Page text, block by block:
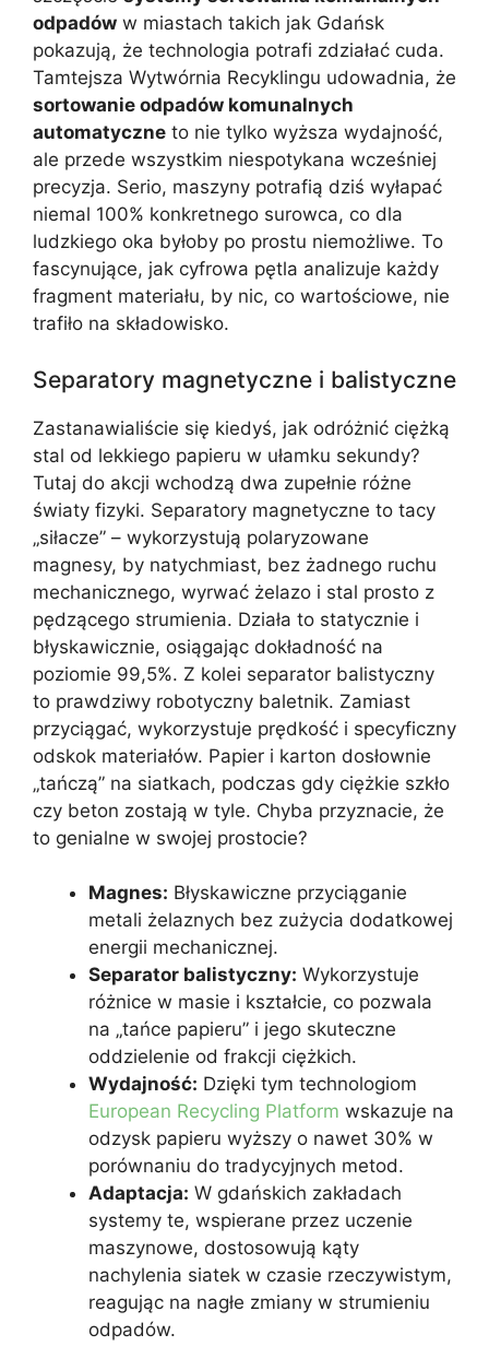
odpadów w miastach takich jak Gdańsk
pokazują, że technologia potrafi zdziałać cuda.
Tamtejsza Wytwórnia Recyklingu udowadnia, że
sortowanie odpadów komunalnych
automatyczne to nie tylko wyższa wydajność,
ale przede wszystkim niespotykana wcześniej
precyzja. Serio, maszyny potrafią dziś wyłapać
niemal 100% konkretnego surowca, co dla
ludzkiego oka byłoby po prostu niemożliwe. To
fascynujące, jak cyfrowa pętla analizuje każdy
fragment materiału, by nic, co wartościowe, nie
trafiło na składowisko.
Separatory magnetyczne i balistyczne
Zastanawialiście się kiedyś, jak odróżnić ciężką
stal od lekkiego papieru w ułamku sekundy?
Tutaj do akcji wchodzą dwa zupełnie różne
światy fizyki. Separatory magnetyczne to tacy
„siłacze” – wykorzystują polaryzowane
magnesy, by natychmiast, bez żadnego ruchu
mechanicznego, wyrwać żelazo i stal prosto z
pędzącego strumienia. Działa to statycznie i
błyskawicznie, osiągając dokładność na
poziomie 99,5%. Z kolei separator balistyczny
to prawdziwy robotyczny baletnik. Zamiast
przyciągać, wykorzystuje prędkość i specyficzny
odskok materiałów. Papier i karton dosłownie
„tańczą” na siatkach, podczas gdy ciężkie szkło
czy beton zostają w tyle. Chyba przyznacie, że
to genialne w swojej prostocie?
Magnes: Błyskawiczne przyciąganie
metali żelaznych bez zużycia dodatkowej
energii mechanicznej.
Separator balistyczny: Wykorzystuje
różnice w masie i kształcie, co pozwala
na „tańce papieru” i jego skuteczne
oddzielenie od frakcji ciężkich.
Wydajność: Dzięki tym technologiom
European Recycling Platform wskazuje na
odzysk papieru wyższy o nawet 30% w
porównaniu do tradycyjnych metod.
Adaptacja: W gdańskich zakładach
systemy te, wspierane przez uczenie
maszynowe, dostosowują kąty
nachylenia siatek w czasie rzeczywistym,
reagując na nagłe zmiany w strumieniu
odpadów.